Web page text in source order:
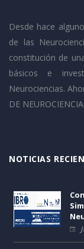
Desde hace
de las
constitución de
básicos e
Neurociencias.
DE
NOTICIAS